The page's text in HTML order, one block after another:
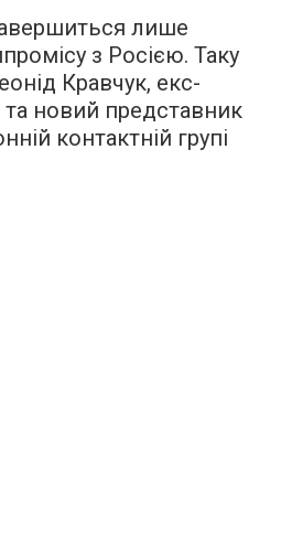
лише
з Росією. Таку
Кравчук, екс-
та новий представник
контактній групі